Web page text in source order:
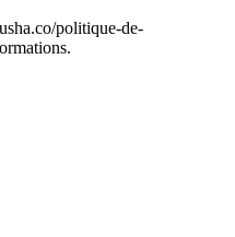
politique-de-